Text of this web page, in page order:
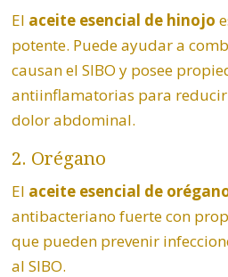
El aceite esencial de hinojo
potente. Puede ayudar a
causan el SIBO y posee
antiinflamatorias para reducir
dolor abdominal.
2. Orégano
El aceite esencial de
antibacteriano fuerte con
que pueden prevenir
al SIBO.